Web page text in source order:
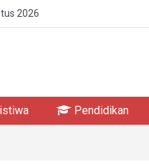
2026
Pendidikan